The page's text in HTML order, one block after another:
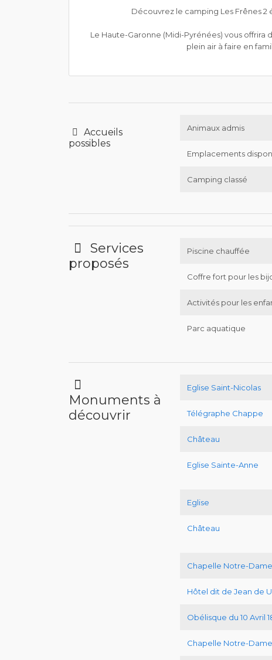
Découvrez le camping Les Frênes 2
Le Haute-Garonne (Midi-Pyrénées) vous
plein air à faire en
Accueils
possibles
Animaux admis
Emplacements
Camping classé
Services
proposés
Piscine chauffée
Coffre fort pour les
Activités pour les
Parc aquatique
Monuments à
découvrir
Eglise Saint-Nicolas
Télégraphe Chappe
Château
Eglise Sainte-Anne
Eglise
Château
Chapelle Notre-
Hôtel dit de Jean de
Obélisque du 10 Avril
Chapelle Notre-